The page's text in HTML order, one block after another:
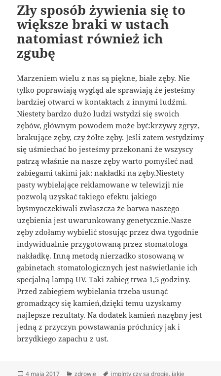
Zły sposób żywienia się to
większe braki w ustach
natomiast również ich
zgubę
Marzeniem wielu z nas są piękne, białe zęby. Nie
tylko poprawiają wygląd ale sprawiają że jesteśmy
bardziej otwarci w kontaktach z innymi ludźmi.
Niestety bardzo dużo ludzi wstydzi się swoich
zębów, głównym powodem może być:krzywy zgryz,
brakujące zęby, czy żółte zęby. Jeśli zatem wstydzimy
się uśmiechać bo jesteśmy przekonani że wszyscy
patrzą właśnie na nasze zęby warto pomyśleć nad
zabiegami takimi jak: nakładki na zęby.Niestety
pasty wybielające reklamowane w telewizji nie
pozwolą uzyskać takiego efektu jakiego
byśmyoczekiwali zwłaszcza że barwa naszego
uzębienia jest uwarunkowany genetycznie.Nasze
zęby zdołamy wybielić stosując przez dwa tygodnie
indywidualnie przygotowaną przez stomatologa
nakładkę. Inną metodą nierzadko stosowaną w
gabinetach stomatologicznych jest naświetlanie ich
specjalną lampą UV. Taki zabieg trwa 1,5 godziny.
Przed zabiegiem wybielania trzeba usunąć
gromadzący się kamień,dzięki temu uzyskamy
najlepsze rezultaty. Na dodatek kamień nazębny jest
jedną z przyczyn powstawania próchnicy jak i
brzydkiego zapachu z ust.
Data
4 maja 2017 Kategorie
zdrowie Tagi
implnty czy sa drogie, jakie